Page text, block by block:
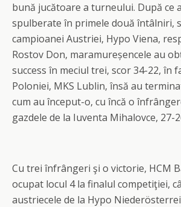
bună jucătoare a turneului. După ce
spulberate în primele două întâlniri,
campioanei Austriei, Hypo Viena,
Rostov Don, maramureșencele au
success în meciul trei, scor 34-22, în
Poloniei, MKS Lublin, însă au
cum au început-o, cu încă o
gazdele de la Iuventa Mihalovce, 27-
Cu trei înfrângeri şi o victorie, HCM
ocupat locul 4 la finalul competiţiei,
austriecele de la Hypo